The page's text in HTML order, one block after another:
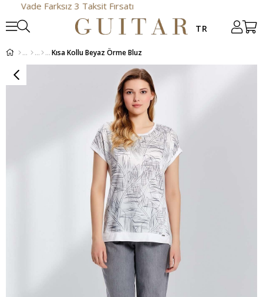
Farksız 3 Taksit Fırsatı
Kısa Kollu Beyaz Örme Bluz